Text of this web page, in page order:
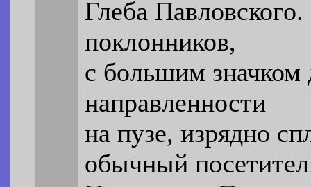
Глеба
поклонников,
с большим значком
направленности
на пузе, изрядно
обычный